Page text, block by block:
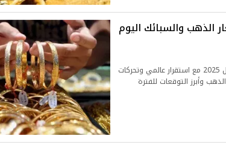
الذهب والسبائك اليوم
تراجعت أسعار الذهب اليوم الأحد 27 أبريل 2025 مع استقرار عالمي وتحركات
وأبرز التوقعات للفترة